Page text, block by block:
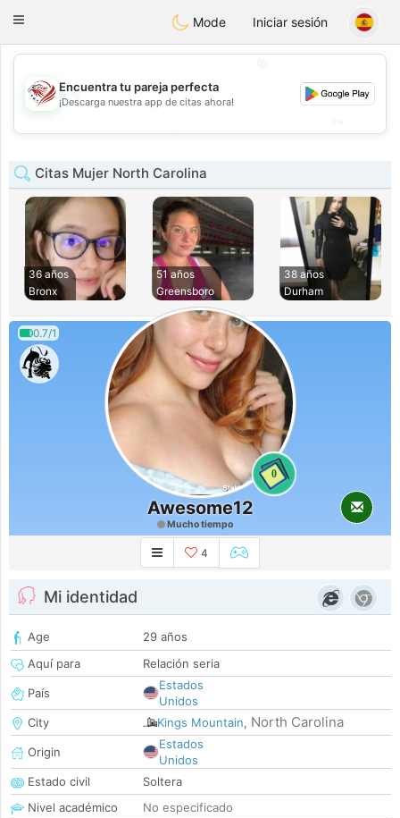
StatesDating
Toggle
Mode Iniciar sesión
💖
💕
Encuentra tu pareja perfecta
¡Descarga nuestra app de citas ahora!
Citas Mujer North Carolina
36 años
Bronx
51 años
Greensboro
38 años
Durham
0.7/1
0
Awesome12
Mucho tiempo
4
Mi identidad
Age
29 años
Aquí para
Relación seria
País
Estados
Unidos
City
Kings Mountain, North Carolina
Origin
Estados
Unidos
Estado civil
Soltera
Nivel académico
No especificado